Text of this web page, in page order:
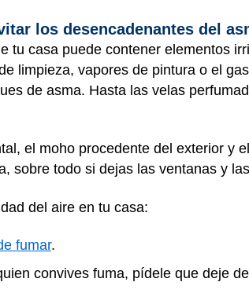
los desencadenantes del
tu casa puede contener elementos
limpieza, vapores de pintura o el
de asma. Hasta las velas
el moho procedente del exterior y
sobre todo si dejas las ventanas y
del aire en tu casa:
fumar.
convives fuma, pídele que deje